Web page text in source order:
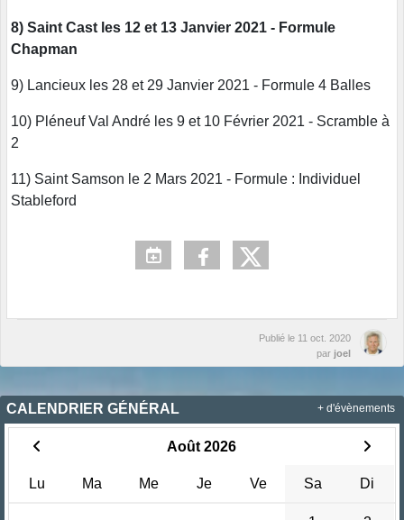
8) Saint Cast les 12 et 13 Janvier 2021 - Formule
Chapman
9) Lancieux les 28 et 29 Janvier 2021 - Formule 4 Balles
10) Pléneuf Val André les 9 et 10 Février 2021 - Scramble à
2
11) Saint Samson le 2 Mars 2021 - Formule : Individuel
Stableford
Publié le 11 oct. 2020
par joel
CALENDRIER GÉNÉRAL
Août 2026
Lu Ma Me Je Ve Sa Di
+ d'évènements